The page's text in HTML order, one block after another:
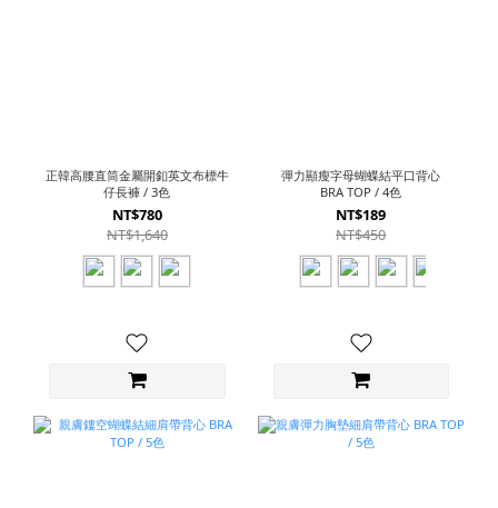
正韓高腰直筒金屬開釦英文布標牛
仔長褲 / 3色
NT$780
NT$1,640
彈力顯瘦字母蝴蝶結平口背心
BRA TOP / 4色
NT$189
NT$450